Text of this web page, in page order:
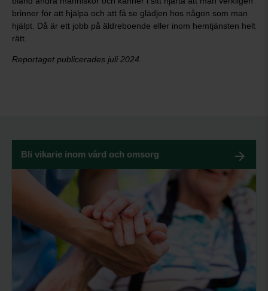
brinner för att hjälpa och att få se glädjen hos någon som man
hjälpt. Då är ett jobb på äldreboende eller inom hemtjänsten helt
rätt.
Reportaget publicerades juli 2024.
Bli vikarie inom vård och omsorg